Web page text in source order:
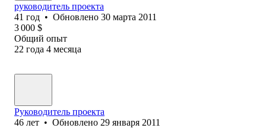
руководитель проекта
41 год • Обновлено 30 марта 2011
3 000 $
Общий опыт
22 года 4 месяца
Руководитель проекта
46 лет • Обновлено 29 января 2011